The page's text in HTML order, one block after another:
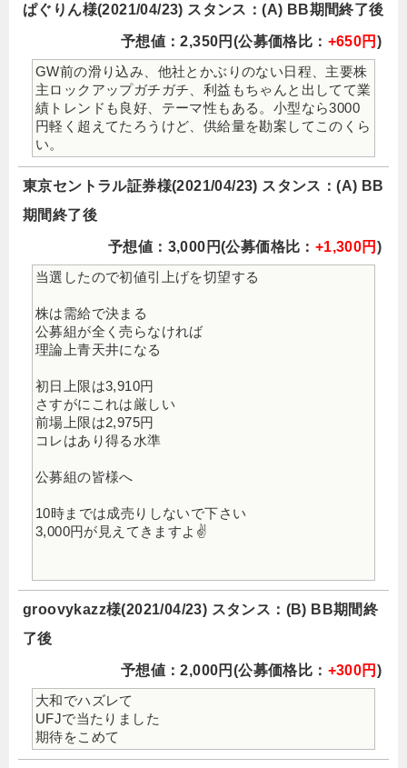
ぱぐりん様(2021/04/23) スタンス：(A) BB期間終了後
予想値：2,350円(公募価格比： +650円 )
GW前の滑り込み、他社とかぶりのない日程、主要株
主ロックアップガチガチ、利益もちゃんと出してて業
績トレンドも良好、テーマ性もある。小型なら3000
円軽く超えてたろうけど、供給量を勘案してこのくら
い。
東京セントラル証券様(2021/04/23) スタンス：(A) BB
期間終了後
予想値：3,000円(公募価格比： +1,300円 )
当選したので初値引上げを切望する
株は需給で決まる
公募組が全く売らなければ
理論上青天井になる
初日上限は3,910円
さすがにこれは厳しい
前場上限は2,975円
コレはあり得る水準
公募組の皆様へ
10時までは成売りしないで下さい
3,000円が見えてきますよ✌️
groovykazz様(2021/04/23) スタンス：(B) BB期間終
了後
予想値：2,000円(公募価格比： +300円 )
大和でハズレて
UFJで当たりました
期待をこめて